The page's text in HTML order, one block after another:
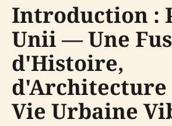
Introduction :
Unii — Une
d'Histoire,
d'Architecture
Vie Urbaine